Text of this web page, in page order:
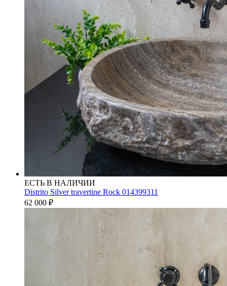
ЕСТЬ В НАЛИЧИИ
Distrito Silver travertine Rock 014399311
62 000 ₽